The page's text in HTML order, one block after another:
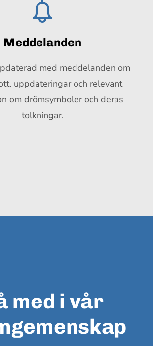
Meddelanden
med meddelanden om
uppdateringar och relevant
om drömsymboler och deras
tolkningar.
med i vår